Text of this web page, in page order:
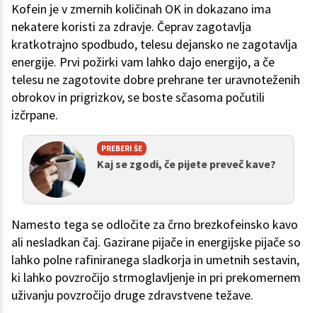
Kofein je v zmernih količinah OK in dokazano ima
nekatere koristi za zdravje. Čeprav zagotavlja
kratkotrajno spodbudo, telesu dejansko ne zagotavlja
energije. Prvi požirki vam lahko dajo energijo, a če
telesu ne zagotovite dobre prehrane ter uravnoteženih
obrokov in prigrizkov, se boste sčasoma počutili
izčrpane.
PREBERI ŠE
Kaj se zgodi, če pijete preveč kave?
Namesto tega se odločite za črno brezkofeinsko kavo
ali nesladkan čaj. Gazirane pijače in energijske pijače so
lahko polne rafiniranega sladkorja in umetnih sestavin,
ki lahko povzročijo strmoglavljenje in pri prekomernem
uživanju povzročijo druge zdravstvene težave.